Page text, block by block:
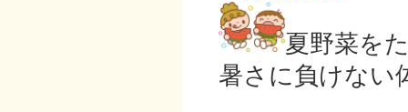
夏野菜を
暑さに負けない